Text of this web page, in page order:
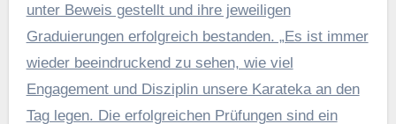
unter Beweis gestellt und ihre jeweiligen
Graduierungen erfolgreich bestanden. „Es ist immer
wieder beeindruckend zu sehen, wie viel
Engagement und Disziplin unsere Karateka an den
Tag legen. Die erfolgreichen Prüfungen sind ein